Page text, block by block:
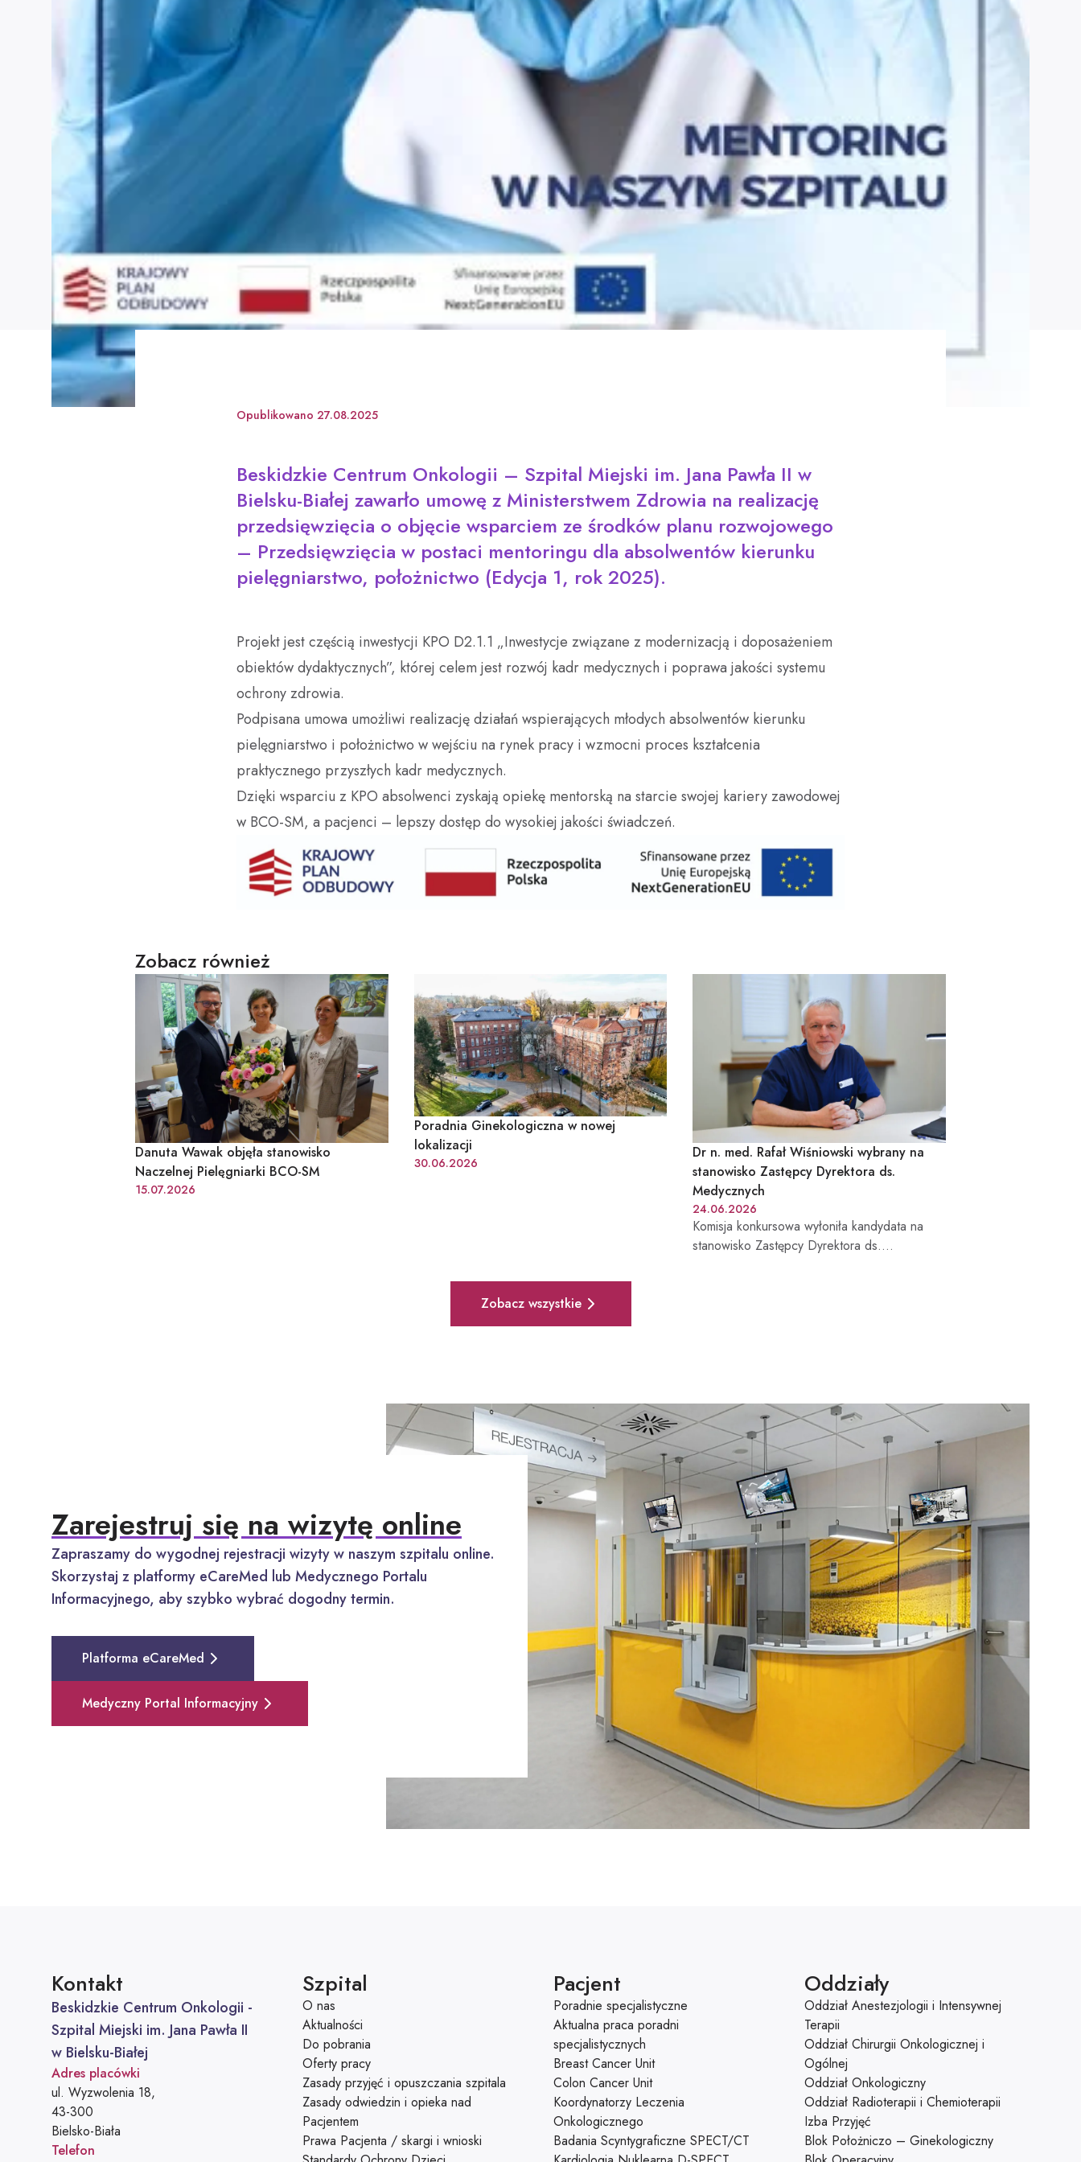
Psycholodzy
Opieka Duszpasterska
Żywienie dla zdrowia
Dobry Posiłek
Opublikowano 27.08.2025
Beskidzkie Centrum Onkologii – Szpital Miejski im. Jana Pawła II w
Bielsku-Białej zawarło umowę z Ministerstwem Zdrowia na realizację
przedsięwzięcia o objęcie wsparciem ze środków planu rozwojowego
– Przedsięwzięcia w postaci mentoringu dla absolwentów kierunku
pielęgniarstwo, położnictwo (Edycja 1, rok 2025).
Projekt jest częścią inwestycji KPO D2.1.1 „Inwestycje związane z modernizacją i doposażeniem
obiektów dydaktycznych”, której celem jest rozwój kadr medycznych i poprawa jakości systemu
ochrony zdrowia.
Podpisana umowa umożliwi realizację działań wspierających młodych absolwentów kierunku
pielęgniarstwo i położnictwo w wejściu na rynek pracy i wzmocni proces kształcenia
praktycznego przyszłych kadr medycznych.
Dzięki wsparciu z KPO absolwenci zyskają opiekę mentorską na starcie swojej kariery zawodowej
w BCO-SM, a pacjenci – lepszy dostęp do wysokiej jakości świadczeń.
Zobacz również
Danuta Wawak objęła stanowisko
Naczelnej Pielęgniarki BCO-SM
15.07.2026
Poradnia Ginekologiczna w nowej
lokalizacji
30.06.2026
Dr n. med. Rafał Wiśniowski wybrany na
stanowisko Zastępcy Dyrektora ds.
Medycznych
24.06.2026
Komisja konkursowa wyłoniła kandydata na
stanowisko Zastępcy Dyrektora ds.
nowotworów przewodu pokarmowego, układu
moczowego i piersi. Poznaj sylwetkę nowego
Zastępcy Dyrektora ds. Medycznych.
Zobacz wszystkie
Zarejestruj się na wizytę online
Zapraszamy do wygodnej rejestracji wizyty w naszym szpitalu online.
Skorzystaj z platformy eCareMed lub Medycznego Portalu
Informacyjnego, aby szybko wybrać dogodny termin.
Platforma eCareMed
Medyczny Portal Informacyjny
Kontakt
Beskidzkie Centrum Onkologii -
Szpital Miejski im. Jana Pawła II
w Bielsku-Białej
Adres placówki
ul. Wyzwolenia 18,
43-300
Bielsko-Biała
Telefon
Szpital
O nas
Aktualności
Do pobrania
Oferty pracy
Zasady przyjęć i opuszczania szpitala
Zasady odwiedzin i opieka nad
Pacjentem
Prawa Pacjenta / skargi i wnioski
Pacjent
Poradnie specjalistyczne
Aktualna praca poradni
specjalistycznych
Breast Cancer Unit
Colon Cancer Unit
Koordynatorzy Leczenia
Onkologicznego
Badania Scyntygraficzne SPECT/CT
Oddziały
Oddział Anestezjologii i Intensywnej
Terapii
Oddział Chirurgii Onkologicznej i
Ogólnej
Oddział Onkologiczny
Oddział Radioterapii i Chemioterapii
Izba Przyjęć
Blok Położniczo – Ginekologiczny